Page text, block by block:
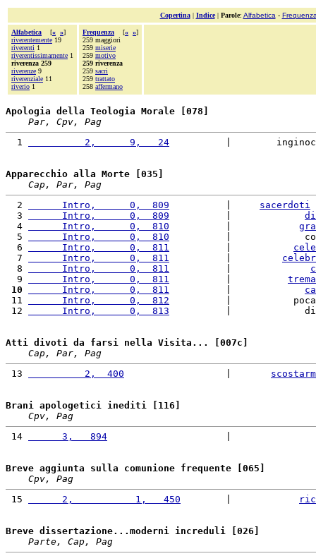
Copertina| Indice| Parole: Alfabetica -
Alfabetica [« »]
riverentemente 19
riverenti 1
riverentissimamente 1
riverenza 259
riverenze 9
riverenziale 11
riverio 1
Frequenza [« »]
259 maggiori
259 miserie
259 motivo
259 riverenza
259 sacri
259 trattato
258 affermano
Apologia della Teologia Morale [078]
Par, Cpv, Pag
  1
          2,      9,   24
|
Apparecchio alla Morte [035]
Cap, Par, Pag
  2
      Intro,      0,  809
sacerdoti
  3
      Intro,      0,  809
  4
      Intro,      0,  810
  5
      Intro,      0,  810
|
  6
      Intro,      0,  811
  7
      Intro,      0,  811
  8
      Intro,      0,  811
  9
      Intro,      0,  811
10
      Intro,      0,  811
11
      Intro,      0,  812
|
12
      Intro,      0,  813
|
Atti divoti da farsi nella Visita... [007c]
Cap, Par, Pag
13
          2,  400
Brani apologetici inediti [116]
Cpv, Pag
14
      3,   894
Breve aggiunta sulla comunione frequente [065]
Cpv, Pag
15
      2,           1,   450
Breve dissertazione...moderni increduli [026]
Parte, Cap, Pag